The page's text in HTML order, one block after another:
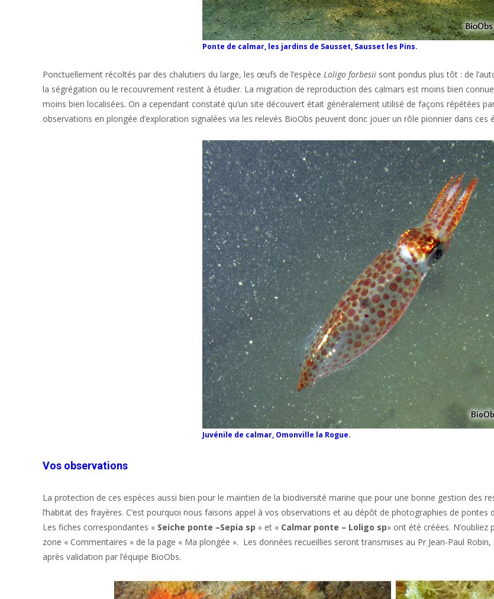
Ponte de calmar, les jardins de Sausset, Sausset les Pins.
Ponctuellement récoltés par des chalutiers du large, les œufs de l’espèce Loligo forbesii sont pondus plus tôt : de
la ségrégation ou le recouvrement restent à étudier. La migration de reproduction des calmars est moins bien
moins bien localisées. On a cependant constaté qu’un site découvert était généralement utilisé de façons répétées
observations en plongée d’exploration signalées via les relevés BioObs peuvent donc jouer un rôle pionnier dans ces
Juvénile de calmar, Omonville la Rogue.
Vos observations
La protection de ces espèces aussi bien pour le maintien de la biodiversité marine que pour une bonne gestion des
l’habitat des frayères. C’est pourquoi nous faisons appel à vos observations et au dépôt de photographies de
Les fiches correspondantes « Seiche ponte –Sepia sp » et « Calmar ponte – Loligo sp» ont été créées.
zone « Commentaires » de la page « Ma plongée ». Les données recueillies seront transmises au Pr Jean-Paul
après validation par l’équipe BioObs.